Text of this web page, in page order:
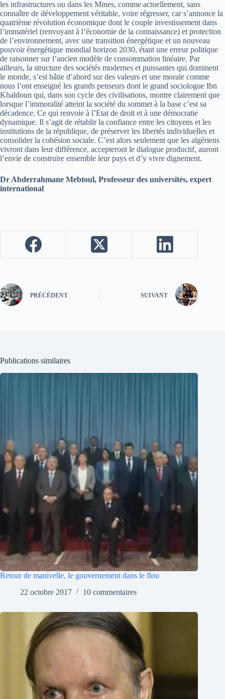
les infrastructures ou dans les Mines, comme actuellement, sans
connaître de développement véritable, voire régresser, car s’annonce la
quatrième révolution économique dont le couple investissement dans
l’immatériel (renvoyant à l’économie de la connaissance) et protection
de l’environnement, avec une transition énergétique et un nouveau
pouvoir énergétique mondial horizon 2030, étant une erreur politique
de raisonner sur l’ancien modèle de consommation linéaire. Par
ailleurs, la structure des sociétés modernes et puissantes qui dominent
le monde, s’est bâtie d’abord sur des valeurs et une morale comme
nous l’ont enseigné les grands penseurs dont le grand sociologue Ibn
Khaldoun qui, dans son cycle des civilisations, montre clairement que
lorsque l’immoralité atteint la société du sommet à la base c’est sa
décadence. Ce qui renvoie à l’Etat de droit et à une démocratie
dynamique. Il s’agit de rétablir la confiance entre les citoyens et les
institutions de la république, de préserver les libertés individuelles et
consolider la cohésion sociale. C’est alors seulement que les algériens
vivront dans leur différence, accepteront le dialogue productif, auront
l’envie de construire ensemble leur pays et d’y vivre dignement.
Dr Abderrahmane Mebtoul, Professeur des universités, expert
international
PRÉCÉDENT SUIVANT
Publications similaires
Retour de manivelle, le gouvernement dans le flou
22 octobre 2017
10 commentaires